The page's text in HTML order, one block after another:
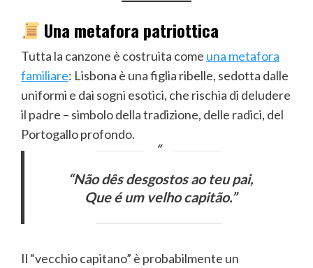
Una metafora patriottica
Tutta la canzone è costruita come una metafora
familiare: Lisbona è una figlia ribelle, sedotta dalle
uniformi e dai sogni esotici, che rischia di deludere
il padre – simbolo della tradizione, delle radici, del
Portogallo profondo.
“Não dês desgostos ao teu pai,
Que é um velho capitão.”
Il “vecchio capitano” è probabilmente un